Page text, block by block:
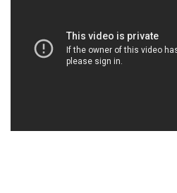
Your Way Back Home'. Coosje werkt
album met zelfgeschreven nummers.